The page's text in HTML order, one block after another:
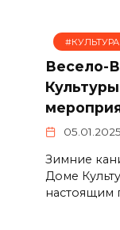
#КУЛЬТУРА
Весело-
05.01.2025
Зимние
Доме
настоящим